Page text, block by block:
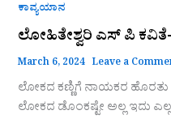
ಕಾವ್ಯಯಾನ
ಲೋಹಿತೇಶ್ವರಿ ಎಸ್ ಪಿ ಕವಿತೆ-
March 6, 2024 Leave a
ಲೋಕದ ಕಣ್ಣಿಗೆ ನಾಯಕರ
ಲೋಕದ ಡೊಂಕಷ್ಟೇ ಅಲ್ಲ ಇದು